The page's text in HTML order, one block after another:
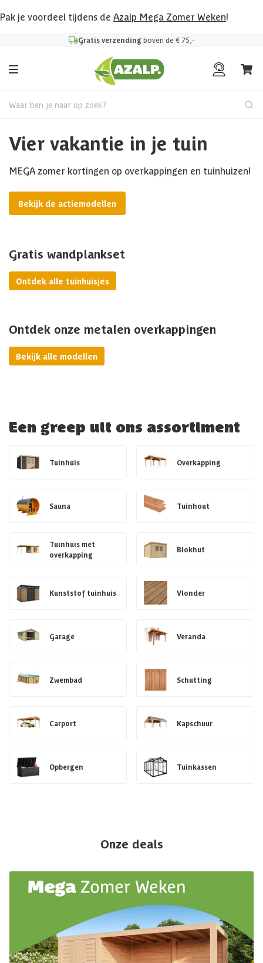
Pak je voordeel tijdens de Azalp Mega Zomer Weken!
Gratis verzending boven de € 75,-
Waar ben je naar op zoek?
Vier vakantie in je tuin
MEGA zomer kortingen op overkappingen en tuinhuizen!
Bekijk de actiemodellen
Gratis wandplankset
Ontdek alle tuinhuisjes
Ontdek onze metalen overkappingen
Bekijk alle modellen
Een greep uit ons assortiment
Tuinhuis Overkapping
Sauna Tuinhout
Tuinhuis met
overkapping
Blokhut
Kunststof tuinhuis Vlonder
Garage Veranda
Zwembad Schutting
Carport Kapschuur
Opbergen Tuinkassen
Onze deals